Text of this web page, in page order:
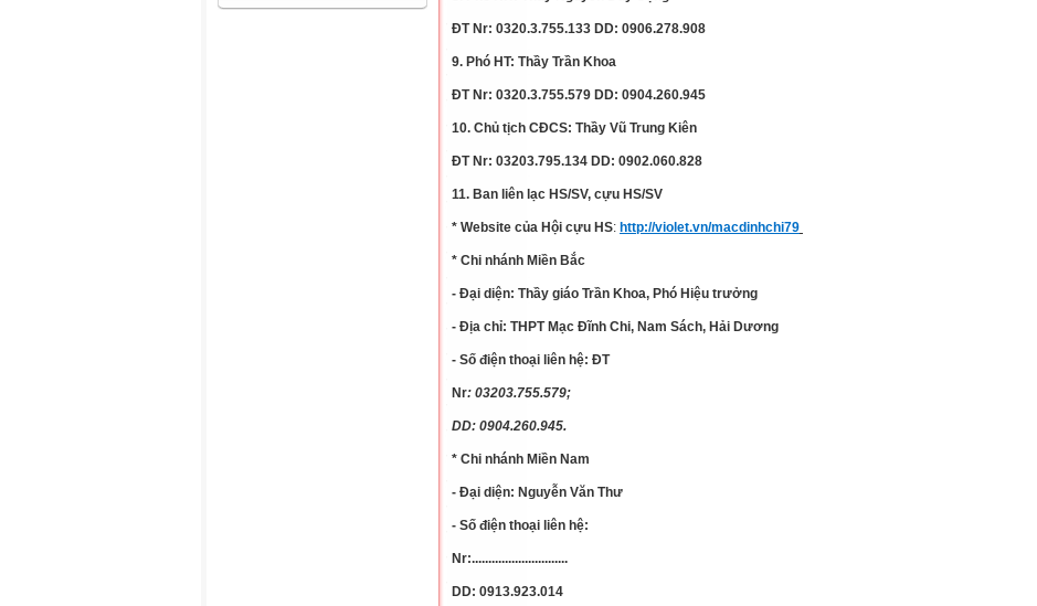
ĐT Nr: 0320.3.755.133 DD: 0906.278.908
9. Phó HT: Thầy Trần Khoa
ĐT Nr: 0320.3.755.579 DD: 0904.260.945
10. Chủ tịch CĐCS: Thầy Vũ Trung Kiên
ĐT Nr: 03203.795.134 DD: 0902.060.828
11. Ban liên lạc HS/SV, cựu HS/SV
* Website của Hội cựu HS: http://violet.vn/macdinhchi79
* Chi nhánh Miền Bắc
- Đại diện: Thầy giáo Trần Khoa, Phó Hiệu trưởng
- Địa chỉ: THPT Mạc Đĩnh Chi, Nam Sách, Hải Dương
- Số điện thoại liên hệ: ĐT
Nr: 03203.755.579;
DD: 0904.260.945.
* Chi nhánh Miền Nam
- Đại diện: Nguyễn Văn Thư
- Số điện thoại liên hệ:
Nr:.............................
DD: 0913.923.014